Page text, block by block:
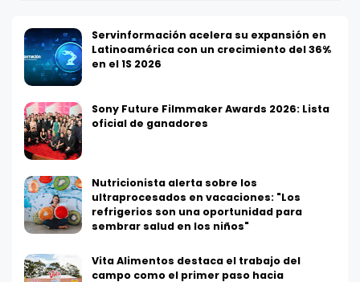
Servinformación acelera su expansión en
Latinoamérica con un crecimiento del 36%
en el 1S 2026
Sony Future Filmmaker Awards 2026: Lista
oficial de ganadores
Nutricionista alerta sobre los
ultraprocesados en vacaciones: "Los
refrigerios son una oportunidad para
sembrar salud en los niños"
Vita Alimentos destaca el trabajo del
campo como el primer paso hacia